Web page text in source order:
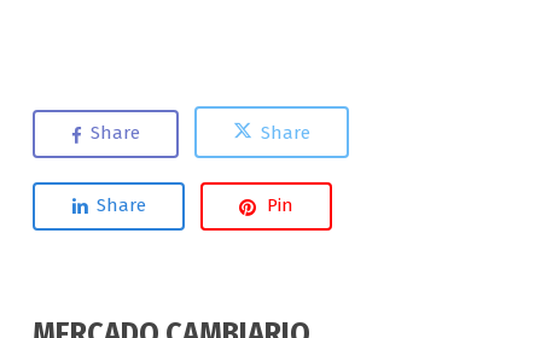
Share Share
Share Pin